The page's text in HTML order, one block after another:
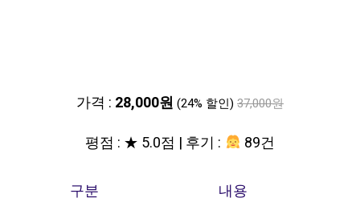
가격 : 28,000원 (24% 할인) 37,000원
평점 : ★ 5.0점 | 후기 : 89건
구분
내용